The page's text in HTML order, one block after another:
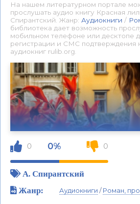
На нашем литературном портале
прослушать аудио книгу Красная
Спирантский. Жанр: Аудиокниги /
библиотека дает возможность
мобильном телефоне или десктопе
регистрации и СМС подтверждения
аудиокниг rulib.org.
0 0% 0
А. Спирантский
Жанр:
Аудиокниги /Роман,